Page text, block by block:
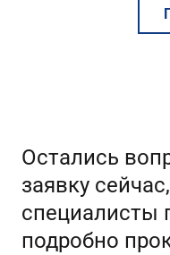
Остались
заявку
специалисты
подробно